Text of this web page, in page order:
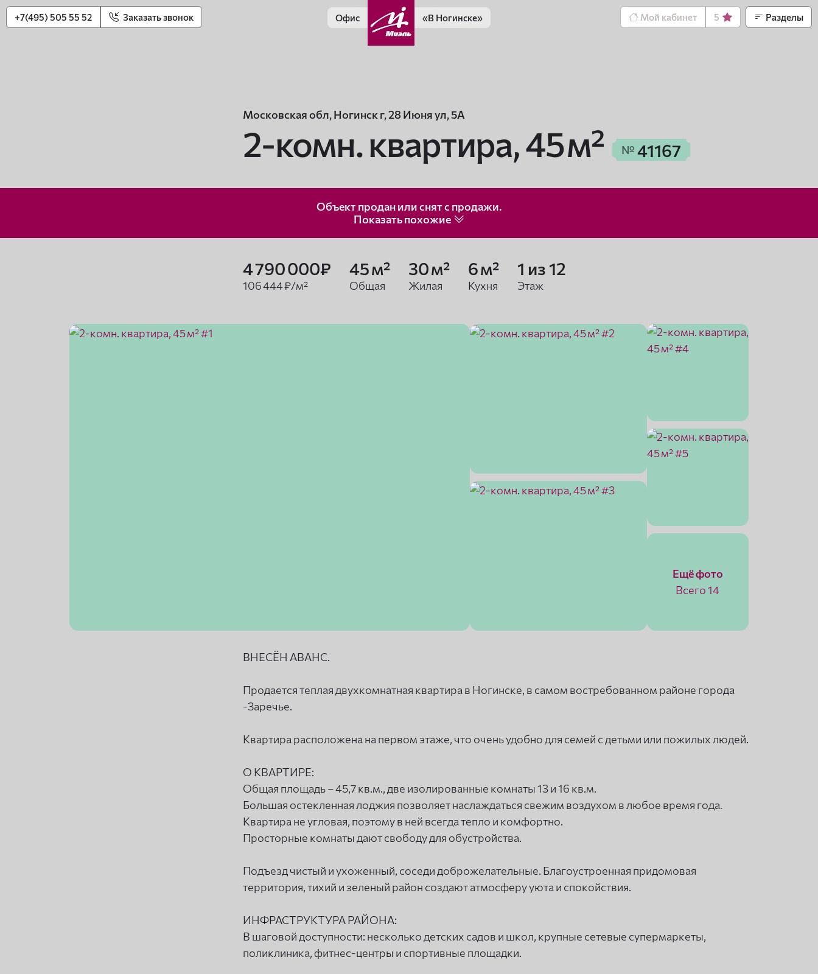
+7(495) 505 55 52 Заказать звонок Мой кабинет 5 Разделы
Офис «В Ногинске»
Московская обл, Ногинск г, 28 Июня ул, 5А
2-комн. квартира,45 м² № 41167
Объект продан или снят с продажи.
Показатьпохожие
4 790 000₽
106 444 ₽/м²
45 м²
Общая
30 м²
Жилая
6 м²
Кухня
1 из 12
Этаж
Ещё фото
Всего 14
ВНЕСЁН АВАНС.
Продается теплая двухкомнатная квартира в Ногинске, в самом востребованном районе города
-Заречье.
Квартира расположена на первом этаже, что очень удобно для семей с детьми или пожилых людей.
О КВАРТИРЕ:
Общая площадь – 45,7 кв.м., две изолированные комнаты 13 и 16 кв.м.
Большая остекленная лоджия позволяет наслаждаться свежим воздухом в любое время года.
Квартира не угловая, поэтому в ней всегда тепло и комфортно.
Просторные комнаты дают свободу для обустройства.
Подъезд чистый и ухоженный, соседи доброжелательные. Благоустроенная придомовая
территория, тихий и зеленый район создают атмосферу уюта и спокойствия.
ИНФРАСТРУКТУРА РАЙОНА:
В шаговой доступности: несколько детских садов и школ, крупные сетевые супермаркеты,
поликлиника, фитнес-центры и спортивные площадки.